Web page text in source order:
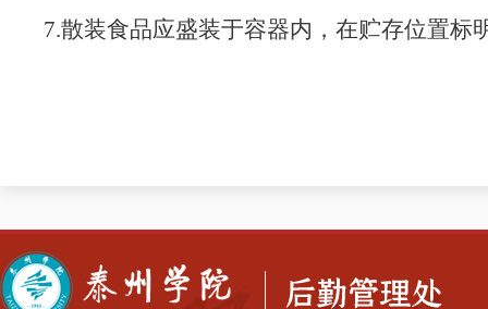
7.散装食品应盛装于容器内，在贮存位置标